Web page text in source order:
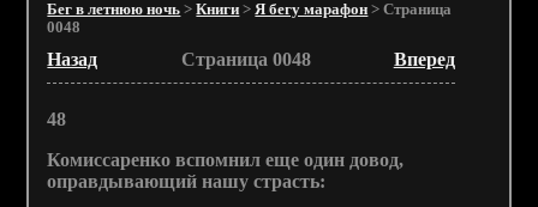
Бег в летнюю ночь >Книги >Я бегу марафон > Страница
0048
Назад Страница 0048 Вперед
48
Комиссаренко вспомнил еще один довод,
оправдывающий нашу страсть: